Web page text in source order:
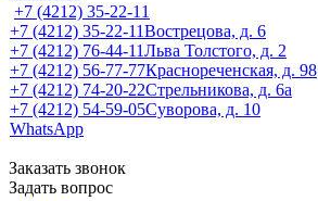
+7 (4212) 35-22-11
+7 (4212) 35-22-11Вострецова, д. 6
+7 (4212) 76-44-11Льва Толстого, д. 2
+7 (4212) 56-77-77Краснореченская, д. 98
+7 (4212) 74-20-22Стрельникова, д. 6а
+7 (4212) 54-59-05Суворова, д. 10
WhatsApp
Заказать звонок
Задать вопрос